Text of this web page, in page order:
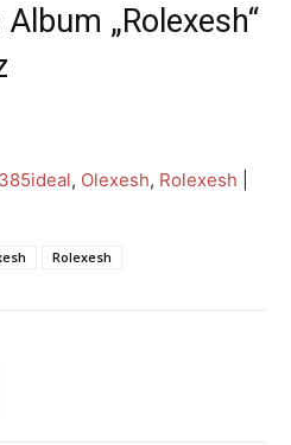
„Rolexesh“
385ideal, Olexesh, Rolexesh
Rolexesh